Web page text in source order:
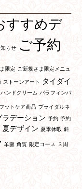
すすめデ
知らせ ご予約
限定 ご新規さま限定メニュ
ストーンアート
タイダイ
ハンドクリーム パラフィンパ
フットケア商品 ブライダルネ
ラデーション 予約 予約
夏デザイン 夏季休暇 斜
羊羹 角質 限定コース
３周